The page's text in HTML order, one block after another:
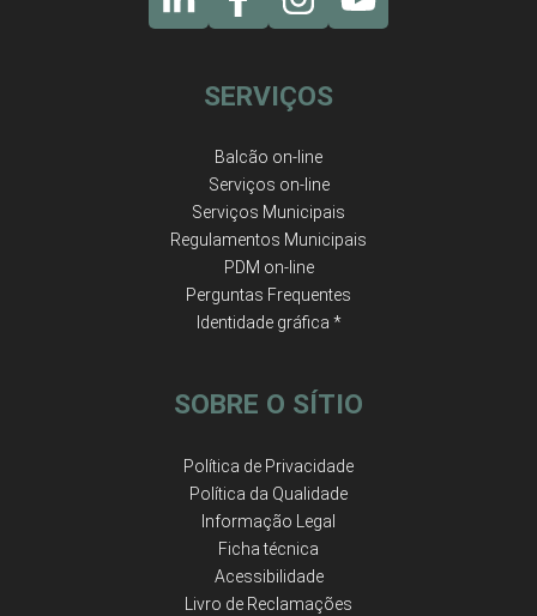
SERVIÇOS
Balcão on-line
Serviços on-line
Serviços Municipais
Regulamentos Municipais
PDM on-line
Perguntas Frequentes
Identidade gráfica *
SOBRE O SÍTIO
Política de Privacidade
Política da Qualidade
Informação Legal
Ficha técnica
Acessibilidade
Livro de Reclamações